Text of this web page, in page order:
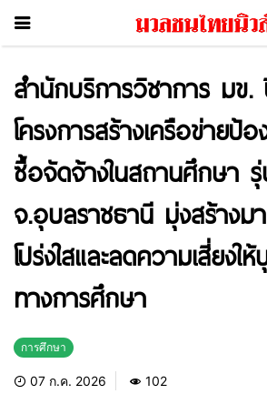
สำนักบริการวิชาการ มข.
โครงการสร้างเครือข่ายป้
ซื้อจัดจ้างในสถานศึกษา
จ.อุบลราชธานี มุ่งสร้างม
โปร่งใสและลดความเสี่ยงใ
ทางการศึกษา
การศึกษา
07 ก.ค. 2026 102